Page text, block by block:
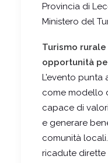
Provincia di
Ministero del
Turismo
opportunità
L’evento punta
come modello
capace di
e generare
comunità
ricadute dirette